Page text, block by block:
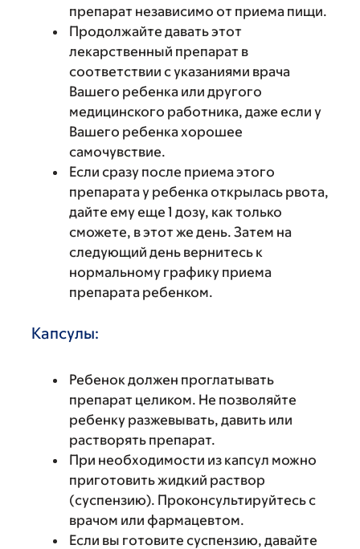
препарат независимо от приема пищи.
Продолжайте давать этот
лекарственный препарат в
соответствии с указаниями врача
Вашего ребенка или другого
медицинского работника, даже если у
Вашего ребенка хорошее
самочувствие.
Если сразу после приема этого
препарата у ребенка открылась рвота,
дайте ему еще 1 дозу, как только
сможете, в этот же день. Затем на
следующий день вернитесь к
нормальному графику приема
препарата ребенком.
Капсулы:
Ребенок должен проглатывать
препарат целиком. Не позволяйте
ребенку разжевывать, давить или
растворять препарат.
При необходимости из капсул можно
приготовить жидкий раствор
(суспензию). Проконсультируйтесь с
врачом или фармацевтом.
Если вы готовите суспензию, давайте